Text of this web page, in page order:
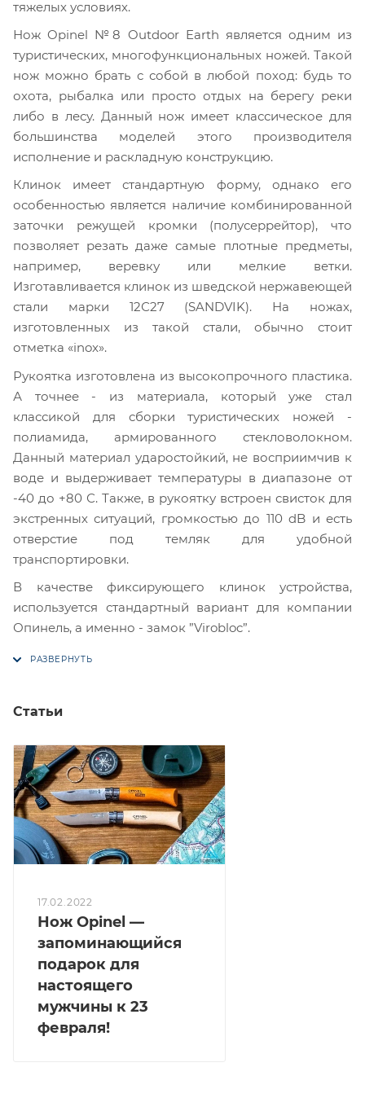
тяжелых условиях.
Нож Opinel №8 Outdoor Earth является одним из
туристических, многофункциональных ножей. Такой
нож можно брать с собой в любой поход: будь то
охота, рыбалка или просто отдых на берегу реки
либо в лесу. Данный нож имеет классическое для
большинства моделей этого производителя
исполнение и раскладную конструкцию.
Клинок имеет стандартную форму, однако его
особенностью является наличие комбинированной
заточки режущей кромки (полусеррейтор), что
позволяет резать даже самые плотные предметы,
например, веревку или мелкие ветки.
Изготавливается клинок из шведской нержавеющей
стали марки 12С27 (SANDVIK). На ножах,
изготовленных из такой стали, обычно стоит
отметка «inox».
Рукоятка изготовлена из высокопрочного пластика.
А точнее - из материала, который уже стал
классикой для сборки туристических ножей -
полиамида, армированного стекловолокном.
Данный материал ударостойкий, не восприимчив к
воде и выдерживает температуры в диапазоне от
-40 до +80 С. Также, в рукоятку встроен свисток для
экстренных ситуаций, громкостью до 110 dB и есть
отверстие под темляк для удобной
транспортировки.
В качестве фиксирующего клинок устройства,
используется стандартный вариант для компании
Опинель, а именно - замок ”Virobloc”.
Статьи
17.02.2022
Нож Opinel —
запоминающийся
подарок для
настоящего
мужчины к 23
февраля!